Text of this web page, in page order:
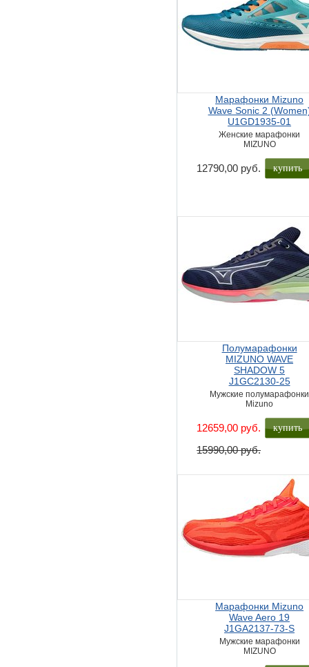
Марафонки Mizuno
Wave Sonic 2
U1GD1935-01
Женские марафонки
MIZUNO
12790,00 руб. купить
Полумарафонки
MIZUNO WAVE
SHADOW 5
J1GC2130-25
Мужские полумарафонки
Mizuno
12659,00 руб.
15990,00 руб.
купить
Марафонки Mizuno
Wave Aero 19
J1GA2137-73-S
Мужские марафонки
MIZUNO